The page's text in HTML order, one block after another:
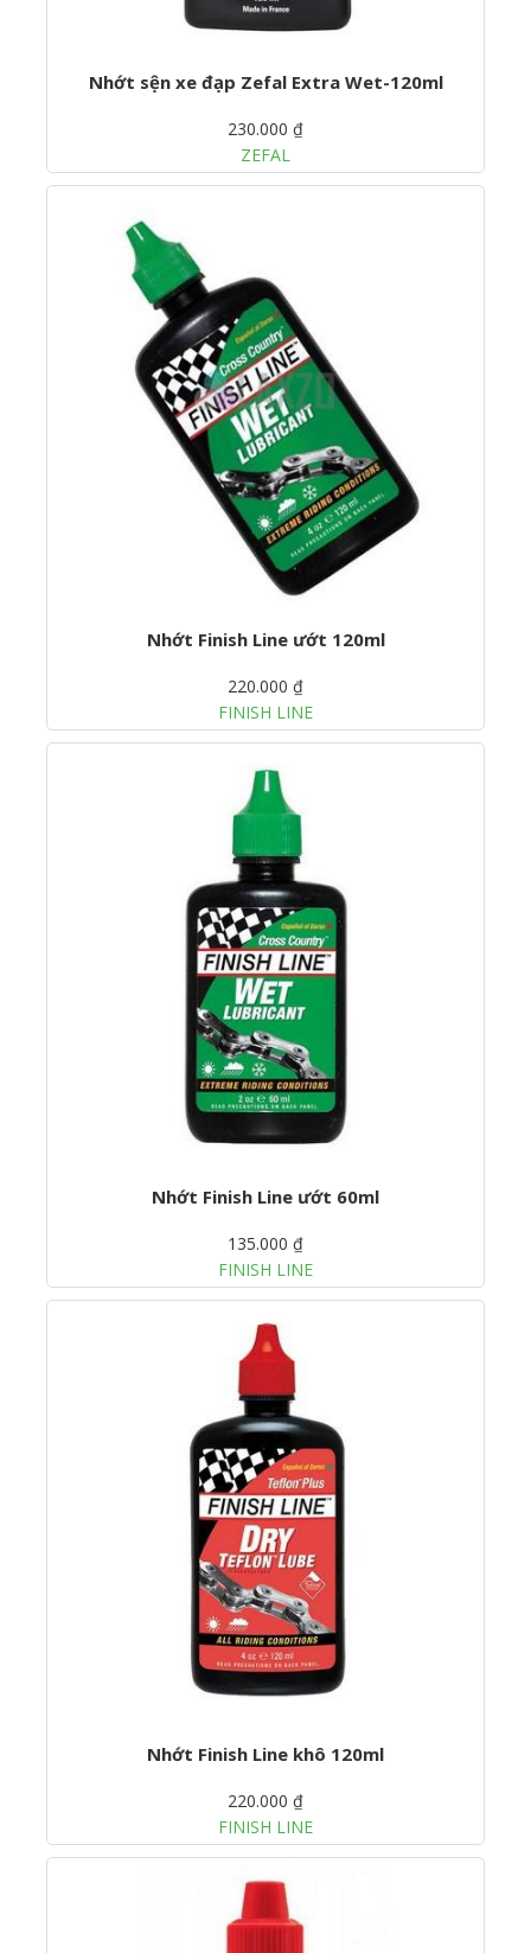
Nhớt sện xe đạp Zefal Extra Wet-120ml
230.000 ₫
ZEFAL
Nhớt Finish Line ướt 120ml
220.000 ₫
FINISH LINE
Nhớt Finish Line ướt 60ml
135.000 ₫
FINISH LINE
Nhớt Finish Line khô 120ml
220.000 ₫
FINISH LINE